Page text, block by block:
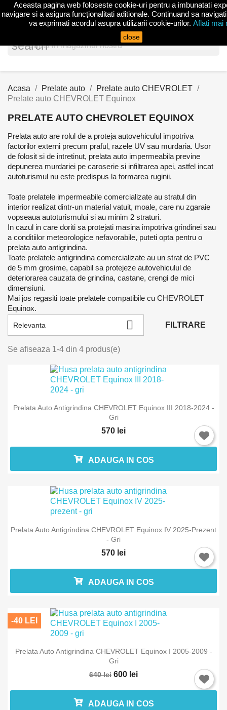
 (0)

search
Acasa Prelate auto
Prelate auto CHEVROLET
Prelate auto CHEVROLET Equinox
PRELATE AUTO CHEVROLET EQUINOX
Prelata auto are rolul de a proteja autovehiculul impotriva
factorilor externi precum praful, razele UV sau murdaria. Usor
de folosit si de intretinut, prelata auto impermeabila previne
depunerea murdariei pe caroserie si infiltrarea apei, astfel incat
autoturismul nu este predispus la formarea ruginii.
Toate prelatele impermeabile comercializate au stratul din
interior realizat dintr-un material vatuit, moale, care nu zgaraie
vopseaua autoturismului si au minim 2 straturi.
In cazul in care doriti sa protejati masina impotriva grindinei sau
a conditiilor meteorologice nefavorabile, puteti opta pentru o
prelata auto antigrindina.
Toate prelatele antigrindina comercializate au un strat de PVC
de 5 mm grosime, capabil sa protejeze autovehiculul de
deteriorarea cauzata de grindina, castane, crengi de mici
dimensiuni.
Mai jos regasiti toate prelatele compatibile cu CHEVROLET
Equinox.
Relevanta  FILTRARE
Se afiseaza 1-4 din 4 produs(e)
Prelata Auto Antigrindina CHEVROLET Equinox III 2018-2024 -
Gri
570 lei
ADAUGA IN COS
Prelata Auto Antigrindina CHEVROLET Equinox IV 2025-Prezent
- Gri
570 lei
ADAUGA IN COS
Prelata Auto Antigrindina CHEVROLET Equinox I 2005-2009 -
Gri
640 lei 600 lei
-40 LEI
ADAUGA IN COS
Aceasta pagina web foloseste cookie-uri pentru a imbunatati
navigare si a asigura funcționalitati aditionale. Continuand sa
va exprimati acordul asupra utilizarii cookie-urilor. Aflati mai
close
Intra in cont